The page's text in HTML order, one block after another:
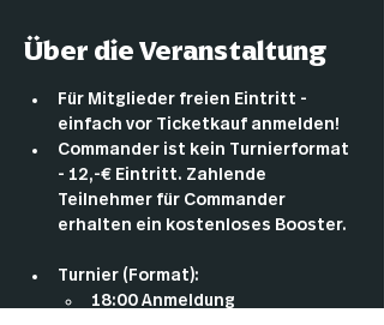
Über die Veranstaltung
Für Mitglieder freien Eintritt -
einfach vor Ticketkauf anmelden!
Commander ist kein Turnierformat
- 12,-€ Eintritt. Zahlende
Teilnehmer für Commander
erhalten ein kostenloses Booster.
Turnier (Format):
18:00 Anmeldung